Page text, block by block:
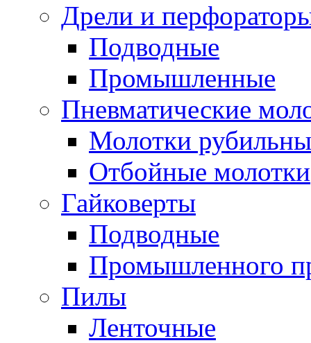
Дрели и
Подводные
Промышленные
Пневматические
Молотки
Отбойные молотки
Гайковерты
Подводные
Промышленного
Пилы
Ленточные